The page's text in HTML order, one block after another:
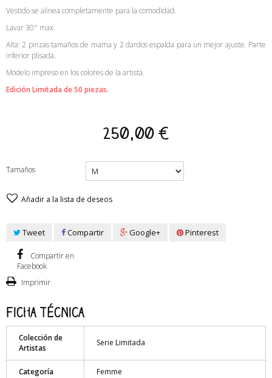
Vestido se alinea completamente para la comodidad.
Lavar 30° max.
Alta: 2 pinzas tamaños de mama y 2 dardos espalda para un mejor ajuste. Parte
inferior plisada.
Modelo impreso en los colores de la artista.
Edición Limitada de 50 piezas.
250,00 €
Tamaños
Añadir a la lista de deseos
Tweet Compartir Google+ Pinterest
Compartir en
Facebook
Imprimir
Ficha técnica
Colección de
Artistas
Serie Limitada
Categoría Femme